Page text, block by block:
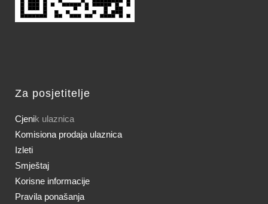
Za posjetitelje
Cjenik ulaznica
Komisiona prodaja ulaznica
Izleti
Smještaj
Korisne informacije
Pravila ponašanja